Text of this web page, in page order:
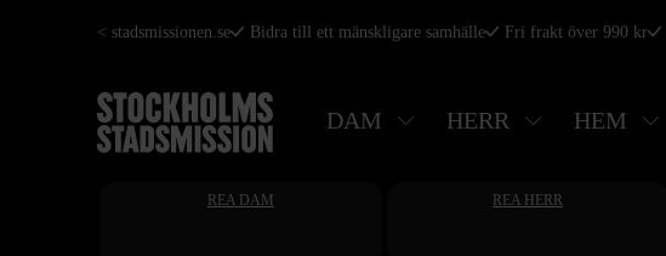
Hoppa
huvudinnehåll
< stadsmissionen.se Bidra till ett mänskligare samhälle Fri frakt över 990 kr
DAM HERR HEM
REA DAM REA HERR